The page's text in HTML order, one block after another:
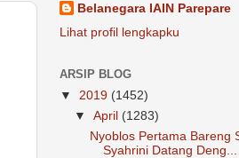
Belanegara IAIN Parepare
Lihat profil lengkapku
ARSIP BLOG
▼ 2019 (1452)
▼April (1283)
Nyoblos Pertama Bareng
Syahrini Datang Deng...